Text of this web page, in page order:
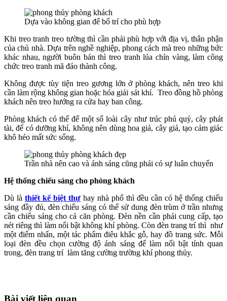
Dựa vào không gian để bố trí cho phù hợp
Khi treo tranh treo tường thì cần phải phù hợp với địa vị, thân phận
của chủ nhà. Dựa trên nghề nghiệp, phong cách mà treo những bức
khác nhau, người buôn bán thì treo tranh lúa chín vàng, làm công
chức treo tranh mã đáo thành công.
Không được tùy tiện treo gương lớn ở phòng khách, nên treo khi
cần làm rộng không gian hoặc hóa giải sát khí. Treo đồng hồ phòng
khách nên treo hướng ra cửa hay ban công.
Phòng khách có thể để một số loài cây như trúc phú quý, cây phát
tài, để có dưỡng khí, không nên dùng hoa giả, cây giả, tạo cảm giác
khô héo mất sức sống.
Trần nhà nên cao và ánh sáng cũng phải có sự luân chuyển
Hệ thống chiếu sáng cho phòng khách
Dù là thiết kế biệt thự hay nhà phố thì đều cần có hệ thống chiếu
sáng đầy đủ, đèn chiếu sáng có thể sử dung đèn trùm ở trần nhưng
cần chiếu sáng cho cả căn phòng. Đèn nền cần phải cung cấp, tạo
nét riêng thì làm nổi bật không khí phòng. Còn đèn trang trí thì như
một điểm nhấn, một tác phẩm điêu khắc gỗ, hay đồ trang sức. Mỗi
loại đèn đều chọn cường độ ánh sáng để làm nổi bật tính quan
trong, đèn trang trí làm tăng cường trường khí phong thủy.
Bài viết liên quan